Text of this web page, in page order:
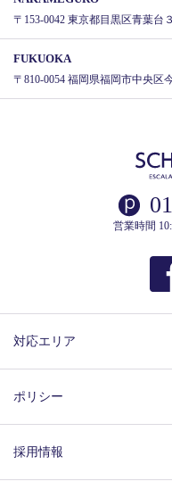
〒153-0042 東京都目黒区青葉台
FUKUOKA
〒810-0054 福岡県福岡市中央区
営業時間
対応エリア
ポリシー
採用情報